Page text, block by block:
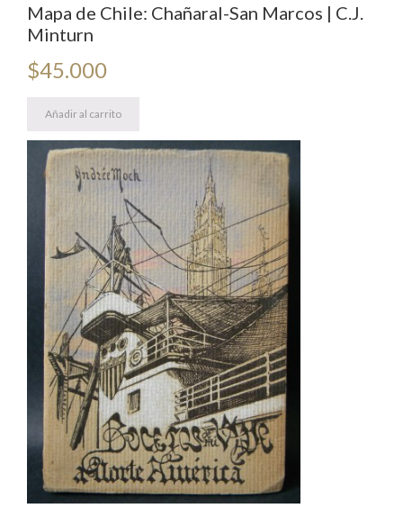
Mapa de Chile: Chañaral-San Marcos | C.J.
Minturn
$45.000
Añadir al carrito